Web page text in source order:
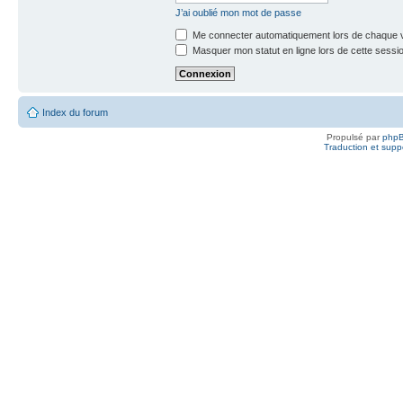
J’ai oublié mon mot de passe
Me connecter automatiquement lors de chaque
Masquer mon statut en ligne lors de cette
Index du forum
Propulsé par
Traduction et